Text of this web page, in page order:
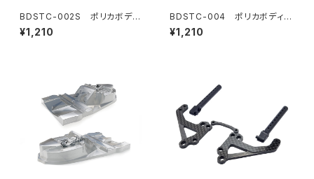
BDSTC-002S ポリカボディ
塗装用ステンシル 【Honeyco
mb V1 small】
¥1,210
BDSTC-004 ポリカボディ塗
装用ステンシル 【Honeycom
b V3】
¥1,210